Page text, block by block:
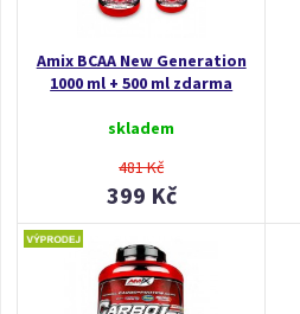
Amix BCAA New Generation
1000 ml + 500 ml zdarma
skladem
481 Kč
399 Kč